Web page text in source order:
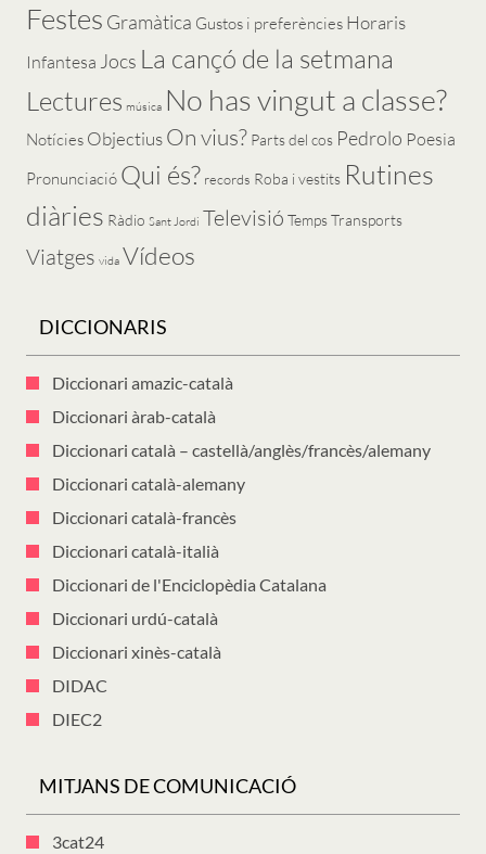
Festes Gramàtica Gustos i preferències Horaris
Infantesa Jocs La cançó de la setmana
Lectures música No has vingut a classe?
Notícies ObjectiusOn vius? Parts del cos Pedrolo Poesia
Pronunciació Qui és? records Roba i vestits Rutines
diàries Ràdio Sant Jordi Televisió TempsTransports
Viatges vida Vídeos
DICCIONARIS
Diccionari amazic-català
Diccionari àrab-català
Diccionari català – castellà/anglès/francès/alemany
Diccionari català-alemany
Diccionari català-francès
Diccionari català-italià
Diccionari de l'Enciclopèdia Catalana
Diccionari urdú-català
Diccionari xinès-català
DIDAC
DIEC2
MITJANS DE COMUNICACIÓ
3cat24